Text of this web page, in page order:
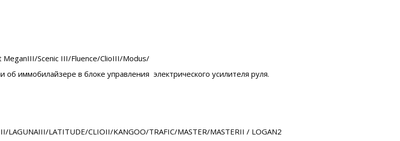
MeganIII/Scenic III/Fluence/ClioIII/Modus/
иммобилайзере в блоке управления электрического усилителя руля.
LATITUDE/CLIOII/KANGOO/TRAFIC/MASTER/MASTERII / LOGAN2